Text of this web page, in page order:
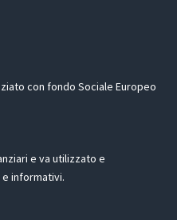
con fondo Sociale Europeo
e va utilizzato e
informativi.